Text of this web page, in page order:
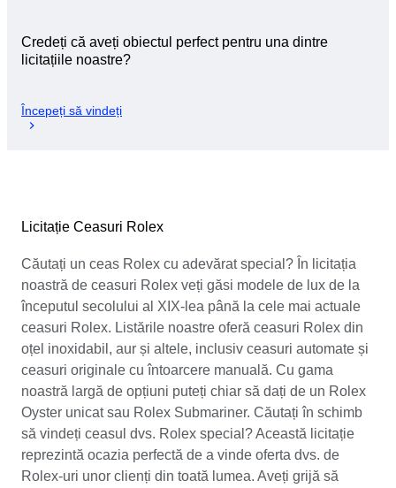
Credeți că aveți obiectul perfect pentru una dintre
licitațiile noastre?
Începeți să vindeți
Licitație Ceasuri Rolex
Căutați un ceas Rolex cu adevărat special? În licitația
noastră de ceasuri Rolex veți găsi modele de lux de la
începutul secolului al XIX-lea până la cele mai actuale
ceasuri Rolex. Listările noastre oferă ceasuri Rolex din
oțel inoxidabil, aur și altele, inclusiv ceasuri automate și
ceasuri originale cu întoarcere manuală. Cu gama
noastră largă de opțiuni puteți chiar să dați de un Rolex
Oyster unicat sau Rolex Submariner. Căutați în schimb
să vindeți ceasul dvs. Rolex special? Această licitație
reprezintă ocazia perfectă de a vinde oferta dvs. de
Rolex-uri unor clienți din toată lumea. Aveți grijă să